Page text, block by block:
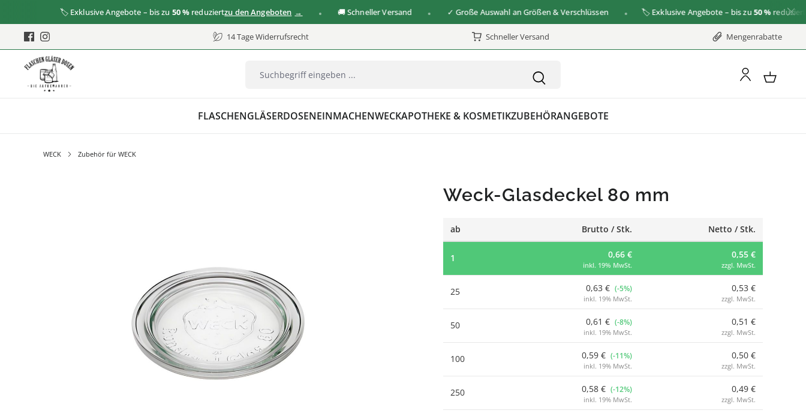
🏷️ Exklusive Angebote – bis zu 50 % reduziertzu den Angeboten 🚚 Schneller Versand ✓ Große Auswahl an Größen & Verschlüssen 🏷️ Exklusive Angebote – bis zu 50 % reduziertzu
14 Tage Widerrufsrecht Schneller Versand Mengenrabatte
FLASCHENGLÄSERDOSENEINMACHENWECKAPOTHEKE & KOSMETIKZUBEHÖRANGEBOTE
WECK Zubehör für WECK
Weck-Glasdeckel 80 mm
ab Brutto / Stk. Netto / Stk.
1 0,66 €
inkl. 19% MwSt.
0,55 €
zzgl. MwSt.
25 0,63 € (-5%)
inkl. 19% MwSt.
0,53 €
zzgl. MwSt.
50 0,61 € (-8%)
inkl. 19% MwSt.
0,51 €
zzgl. MwSt.
100 0,59 € (-11%)
inkl. 19% MwSt.
0,50 €
zzgl. MwSt.
250 0,58 € (-12%)
inkl. 19% MwSt.
0,49 €
zzgl. MwSt.